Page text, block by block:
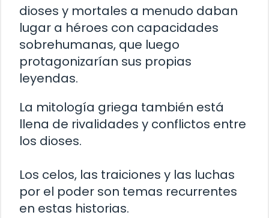
dioses y mortales a menudo daban
lugar a héroes con capacidades
sobrehumanas, que luego
protagonizarían sus propias
leyendas.
La mitología griega también está
llena de rivalidades y conflictos entre
los dioses.
Los celos, las traiciones y las luchas
por el poder son temas recurrentes
en estas historias.